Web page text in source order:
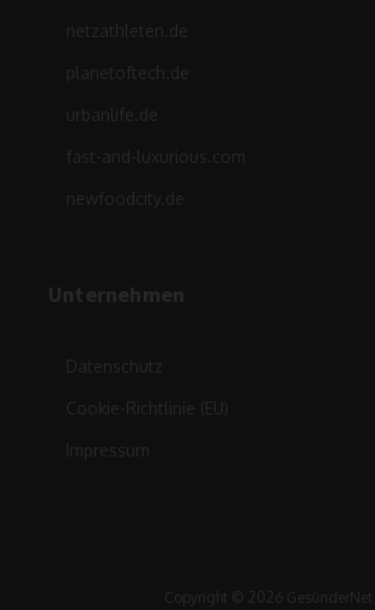
netzathleten.de
planetoftech.de
urbanlife.de
fast-and-luxurious.com
newfoodcity.de
Unternehmen
Datenschutz
Cookie-Richtlinie (EU)
Impressum
Copyright © 2026 GesünderNet